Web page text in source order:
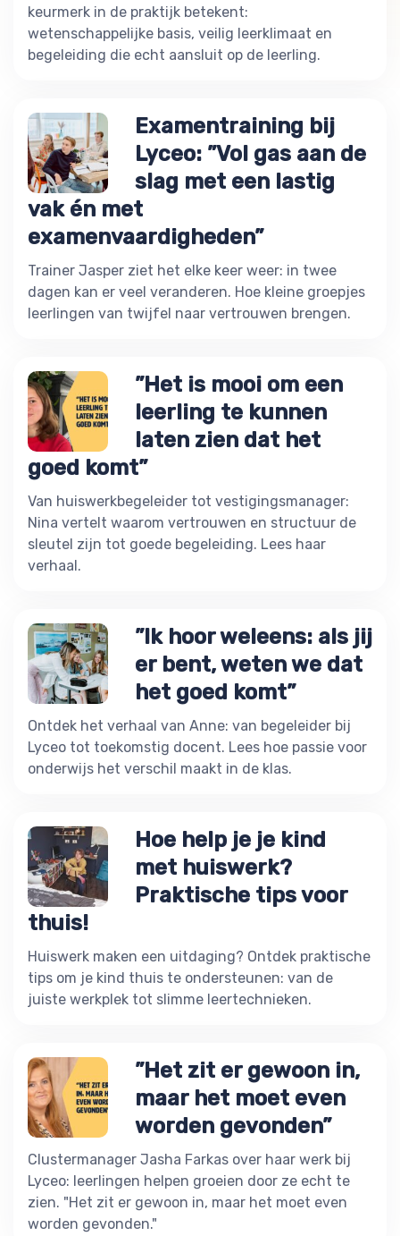
keurmerk in de praktijk betekent:
wetenschappelijke basis, veilig leerklimaat en
begeleiding die echt aansluit op de leerling.
Examentraining bij
Lyceo: ”Vol gas aan de
slag met een lastig
vak én met
examenvaardigheden”
Trainer Jasper ziet het elke keer weer: in twee
dagen kan er veel veranderen. Hoe kleine groepjes
leerlingen van twijfel naar vertrouwen brengen.
”Het is mooi om een
leerling te kunnen
laten zien dat het
goed komt”
Van huiswerkbegeleider tot vestigingsmanager:
Nina vertelt waarom vertrouwen en structuur de
sleutel zijn tot goede begeleiding. Lees haar
verhaal.
”Ik hoor weleens: als jij
er bent, weten we dat
het goed komt”
Ontdek het verhaal van Anne: van begeleider bij
Lyceo tot toekomstig docent. Lees hoe passie voor
onderwijs het verschil maakt in de klas.
Hoe help je je kind
met huiswerk?
Praktische tips voor
thuis!
Huiswerk maken een uitdaging? Ontdek praktische
tips om je kind thuis te ondersteunen: van de
juiste werkplek tot slimme leertechnieken.
”Het zit er gewoon in,
maar het moet even
worden gevonden”
Clustermanager Jasha Farkas over haar werk bij
Lyceo: leerlingen helpen groeien door ze echt te
zien. "Het zit er gewoon in, maar het moet even
worden gevonden."